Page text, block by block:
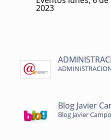
2023
Blog Javier
Blog Javier